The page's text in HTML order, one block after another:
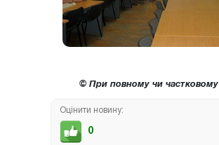
© При повному чи частковому
Оцінити новину:
0